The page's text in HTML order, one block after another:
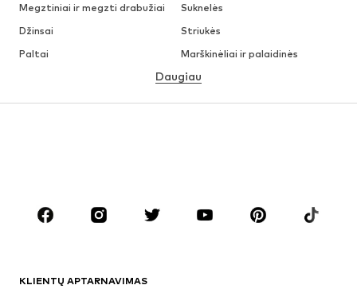
Megztiniai ir megzti drabužiai
Suknelės
Džinsai
Striukės
Paltai
Marškinėliai ir palaidinės
Apatiniai
Aksesuarai
Premium
Naujienos
Daugiau
KLIENTŲ APTARNAVIMAS